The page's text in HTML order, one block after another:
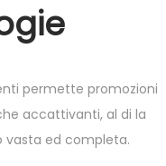
permette promozioni
accattivanti, al di la
vasta ed completa.